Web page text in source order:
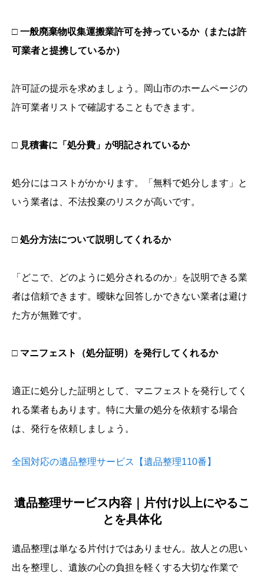
□ 一般廃棄物収集運搬業許可を持っているか（または許
可業者と提携しているか）
許可証の提示を求めましょう。岡山市のホームページの
許可業者リストで確認することもできます。
□ 見積書に「処分費」が明記されているか
処分にはコストがかかります。「無料で処分します」と
いう業者は、不法投棄のリスクが高いです。
□ 処分方法について説明してくれるか
「どこで、どのように処分されるのか」を説明できる業
者は信頼できます。曖昧な回答しかできない業者は避け
た方が無難です。
□ マニフェスト（処分証明）を発行してくれるか
適正に処分した証明として、マニフェストを発行してく
れる業者もあります。特に大量の処分を依頼する場合
は、発行を依頼しましょう。
全国対応の遺品整理サービス【遺品整理110番】
遺品整理サービス内容｜片付け以上にやるこ
とを具体化
遺品整理は単なる片付けではありません。故人との思い
出を整理し、遺族の心の負担を軽くする大切な作業で